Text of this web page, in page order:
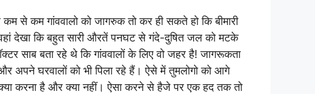
से कम गांववालो को जागरुक तो कर ही सकते हो कि बीमारी
देखा कि बहुत सारी औरतें पनघट से गंदे-दुषित जल को मटके
साब बता रहे थे कि गांववालों के लिए वो जहर है! जागरूकता
अपने घरवालों को भी पिला रहे हैं। ऐसे में तुमलोगो को आगे
करना है और क्या नहीं। ऐसा करने से हैजे पर एक हद तक तो